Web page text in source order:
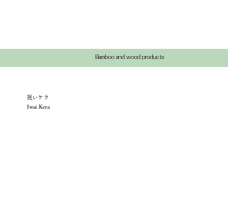
Bamboo and wood products
祝いケラ
Iwai Kera